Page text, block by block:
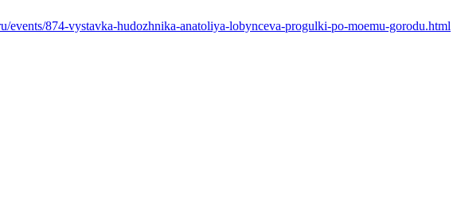
events/874-vystavka-hudozhnika-anatoliya-lobynceva-progulki-po-moemu-gorodu.html